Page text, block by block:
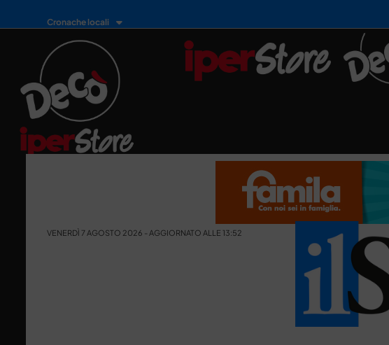
Cronache locali
VENERDÌ 7 AGOSTO 2026 - AGGIORNATO ALLE 13:52